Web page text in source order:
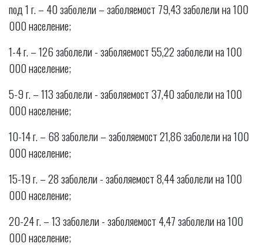
под 1 г. – 40 заболели – заболяемост 79,43 заболели на 100
000 население;
1-4 г. – 126 заболели - заболяемост 55,22 заболели на 100
000 население;
5-9 г. – 113 заболели - заболяемост 37,40 заболели на 100
000 население;
10-14 г. – 68 заболели – заболяемост 21,86 заболели на 100
000 население;
15-19 г. – 28 заболели - заболяемост 8,44 заболели на 100
000 население;
20-24 г. – 13 заболели - заболяемост 4,47 заболели на 100
000 население;